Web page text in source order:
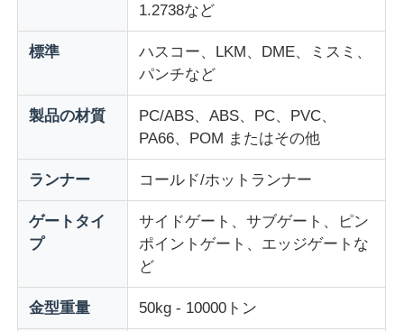
会社案内
品質管理
1.2738など
標準
ハスコー、LKM、DME、ミスミ、
パンチなど
製品の材質
PC/ABS、ABS、PC、PVC、
PA66、POM またはその他
ランナー コールド/ホットランナー
ゲートタイ
プ
サイドゲート、サブゲート、ピン
ポイントゲート、エッジゲートな
ど
金型重量 50kg - 10000トン